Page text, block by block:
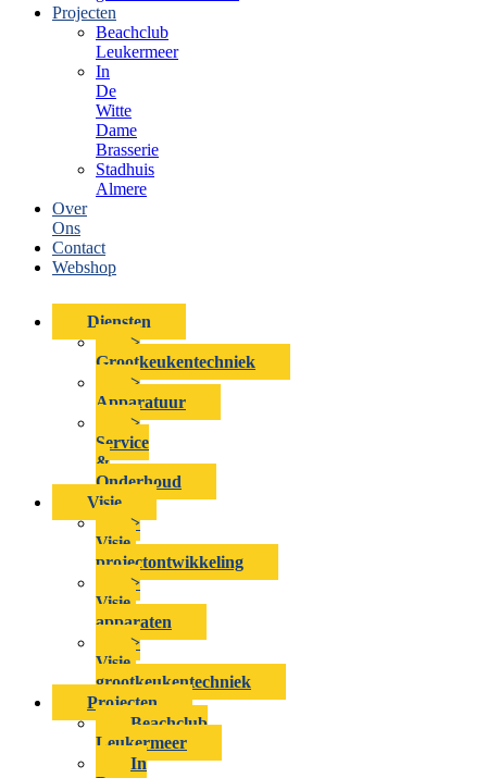
Projecten
Beachclub
Leukermeer
In
De
Witte
Dame
Brasserie
Stadhuis
Almere
Over
Ons
Contact
Webshop
Diensten
>
Grootkeukentechniek
>
Apparatuur
>
Service
&
Onderhoud
Visie
>
Visie-
projectontwikkeling
>
Visie-
apparaten
>
Visie-
grootkeukentechniek
Projecten
Beachclub
Leukermeer
In